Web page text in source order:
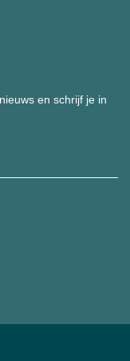
en schrijf je in